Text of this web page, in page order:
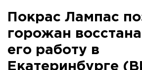
Покрас Лампас
горожан
его работу в
Екатеринбурге